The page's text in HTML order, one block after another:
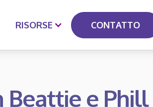
RISORSE CONTATTO
Beattie e Phill